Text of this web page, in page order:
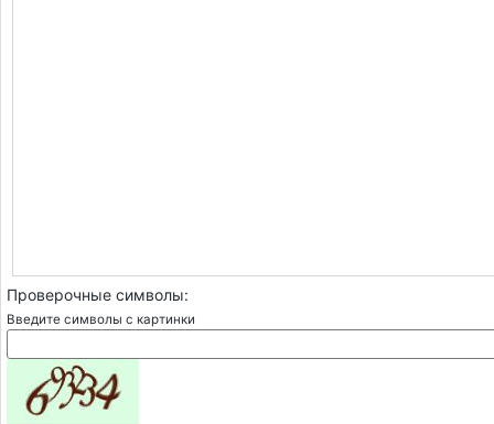
Проверочные символы:
Введите символы с картинки